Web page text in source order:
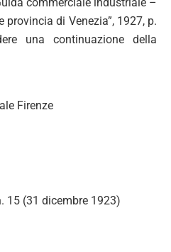
di Venezia”, 1927, p.
una continuazione della
Firenze
15 (31 dicembre 1923)